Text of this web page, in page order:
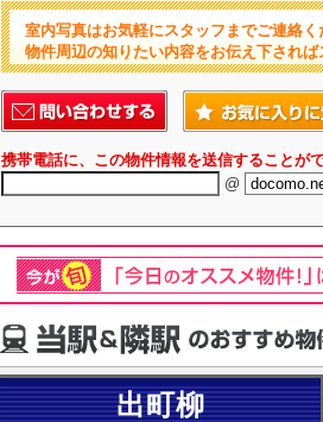
室内写真はお気軽にスタッフまでご連絡
物件周辺の知りたい内容をお伝え下され
携帯電話に、この物件情報を送信することがで
@
出町柳